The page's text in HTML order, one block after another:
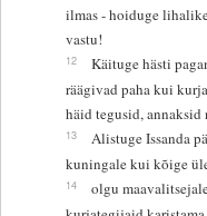
ilmas - hoiduge
vastu!
12
Käituge hästi
räägivad paha kui
häid tegusid, annaksid
13
Alistuge Issanda
kuningale kui kõige
14
olgu